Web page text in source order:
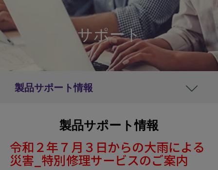
サポート
製品サポート情報
製品サポート情報
令和２年７月３日からの大雨による
災害_特別修理サービスのご案内